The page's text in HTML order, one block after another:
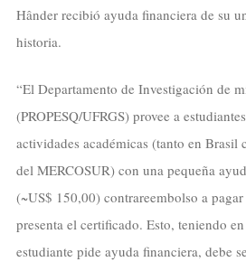
Hânder recibió ayuda financiera de su
historia.
“El Departamento de Investigación de
(PROPESQ/UFRGS) provee a
actividades académicas (tanto en Brasil
del MERCOSUR) con una pequeña
(~US$ 150,00) contrareembolso a
presenta el certificado. Esto, teniendo
estudiante pide ayuda financiera, debe